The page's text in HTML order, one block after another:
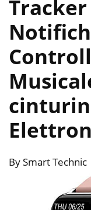
By Smart Technic